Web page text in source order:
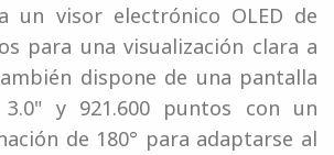
un visor electrónico OLED de
para una visualización clara a
dispone de una pantalla
y 921.600 puntos con un
de 180° para adaptarse al